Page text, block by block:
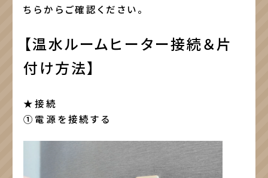
ちらからご確認ください。
【温水ルームヒーター接続＆片
付け方法】
★接続
①電源を接続する